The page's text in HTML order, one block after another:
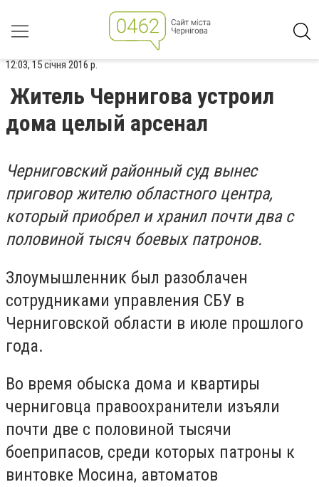
12:03, 15 січня 2016 р.
Житель Чернигова устроил
дома целый арсенал
Черниговский районный суд вынес
приговор жителю областного центра,
который приобрел и хранил почти два с
половиной тысяч боевых патронов.
Злоумышленник был разоблачен
сотрудниками управления СБУ в
Черниговской области в июле прошлого
года.
Во время обыска дома и квартиры
черниговца правоохранители изъяли
почти две с половиной тысячи
боеприпасов, среди которых патроны к
винтовке Мосина, автоматов